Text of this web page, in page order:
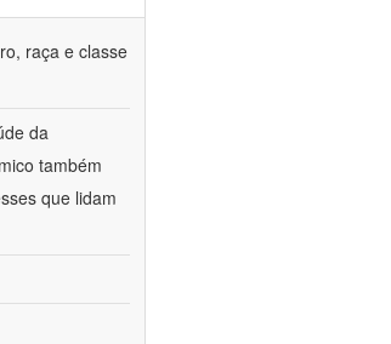
raça e classe
da
também
que lidam